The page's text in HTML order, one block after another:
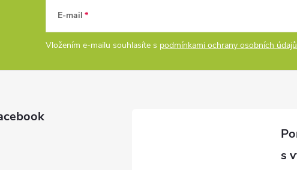
E-mail
Vložením e-mailu souhlasíte s podmínkami ochrany osobních údajů